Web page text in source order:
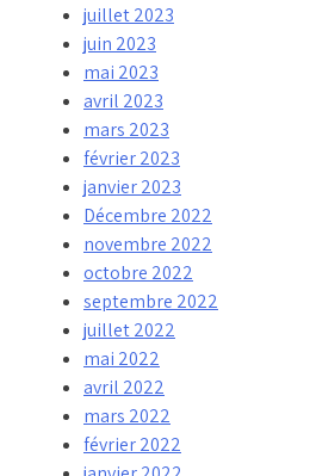
juillet 2023
juin 2023
mai 2023
avril 2023
mars 2023
février 2023
janvier 2023
Décembre 2022
novembre 2022
octobre 2022
septembre 2022
juillet 2022
mai 2022
avril 2022
mars 2022
février 2022